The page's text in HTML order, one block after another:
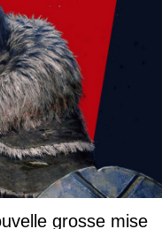
grosse mise